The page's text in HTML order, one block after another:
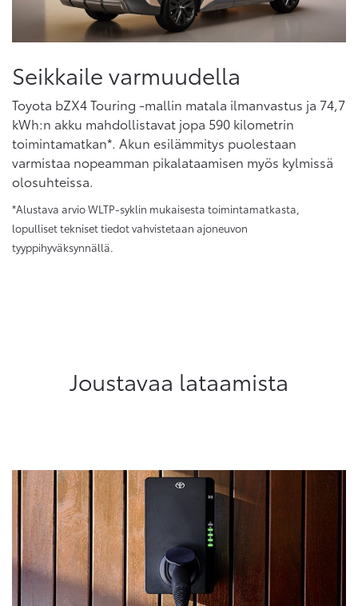
Seikkaile varmuudella
Toyota bZX4 Touring -mallin matala ilmanvastus ja 74,7
kWh:n akku mahdollistavat jopa 590 kilometrin
toimintamatkan*. Akun esilämmitys puolestaan
varmistaa nopeamman pikalataamisen myös kylmissä
olosuhteissa.
*Alustava arvio WLTP-syklin mukaisesta toimintamatkasta,
lopulliset tekniset tiedot vahvistetaan ajoneuvon
tyyppihyväksynnällä.
Joustavaa lataamista